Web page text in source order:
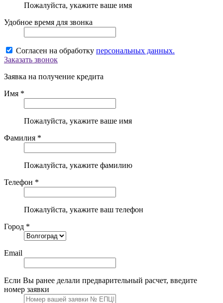
Пожалуйста, укажите ваше имя
Удобное время для звонка
Согласен на обработку персональных данных.
Заказать звонок
Заявка на получение кредита
Имя *
Пожалуйста, укажите ваше имя
Фамилия *
Пожалуйста, укажите фамилию
Телефон *
Пожалуйста, укажите ваш телефон
Город *
Email
Если Вы ранее делали предварительный расчет, введите
номер заявки